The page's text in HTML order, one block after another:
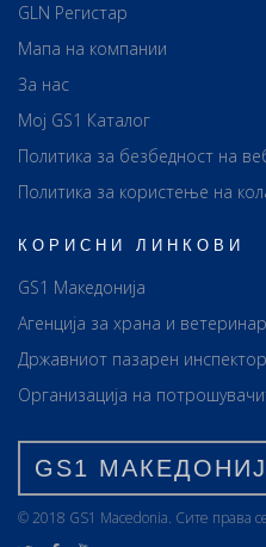
GLN Регистар
Мапа на компании
За нас
Мој GS1 Каталог
Политика за безбедност на
Политика за користење на
КОРИСНИ ЛИНКОВИ
GS1 Македонија
Агенција за храна и
Државниот пазарен
Организација на
GS1
© 2018 GS1 Маcedonia. Сите права